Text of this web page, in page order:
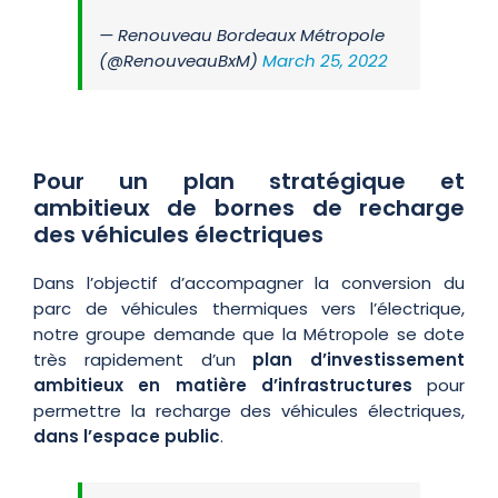
— Renouveau Bordeaux Métropole
(@RenouveauBxM) March 25, 2022
Pour un plan stratégique et
ambitieux de bornes de recharge
des véhicules électriques
Dans l’objectif d’accompagner la conversion du
parc de véhicules thermiques vers l’électrique,
notre groupe demande que la Métropole se dote
très rapidement d’un plan d’investissement
ambitieux en matière d’infrastructures pour
permettre la recharge des véhicules électriques,
dans l’espace public.